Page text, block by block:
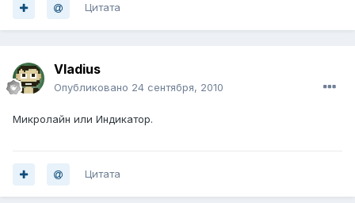
Цитата
Vladius
Опубликовано 24 сентября, 2010
Микролайн или Индикатор.
Цитата